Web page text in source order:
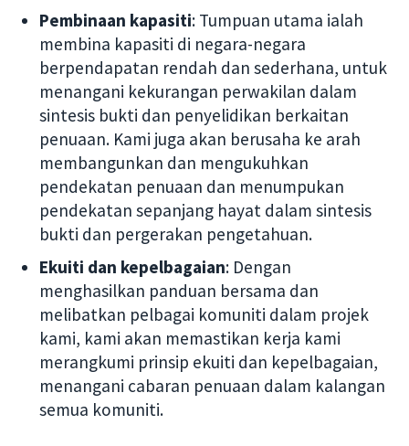
Pembinaan kapasiti: Tumpuan utama ialah
membina kapasiti di negara-negara
berpendapatan rendah dan sederhana, untuk
menangani kekurangan perwakilan dalam
sintesis bukti dan penyelidikan berkaitan
penuaan. Kami juga akan berusaha ke arah
membangunkan dan mengukuhkan
pendekatan penuaan dan menumpukan
pendekatan sepanjang hayat dalam sintesis
bukti dan pergerakan pengetahuan.
Ekuiti dan kepelbagaian: Dengan
menghasilkan panduan bersama dan
melibatkan pelbagai komuniti dalam projek
kami, kami akan memastikan kerja kami
merangkumi prinsip ekuiti dan kepelbagaian,
menangani cabaran penuaan dalam kalangan
semua komuniti.